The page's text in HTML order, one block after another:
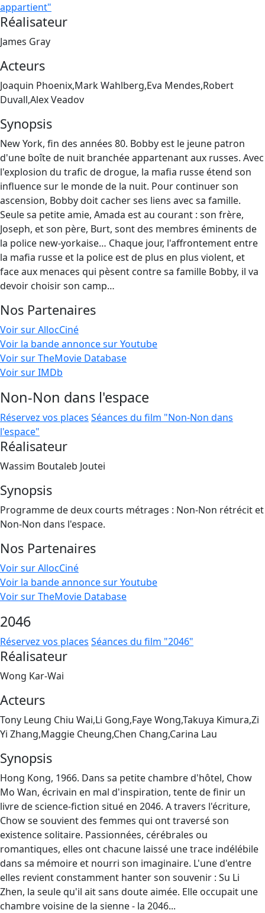
appartient"
Réalisateur
James Gray
Acteurs
Joaquin Phoenix,Mark Wahlberg,Eva Mendes,Robert
Duvall,Alex Veadov
Synopsis
New York, fin des années 80. Bobby est le jeune patron
d'une boîte de nuit branchée appartenant aux russes. Avec
l'explosion du trafic de drogue, la mafia russe étend son
influence sur le monde de la nuit. Pour continuer son
ascension, Bobby doit cacher ses liens avec sa famille.
Seule sa petite amie, Amada est au courant : son frère,
Joseph, et son père, Burt, sont des membres éminents de
la police new-yorkaise… Chaque jour, l'affrontement entre
la mafia russe et la police est de plus en plus violent, et
face aux menaces qui pèsent contre sa famille Bobby, il va
devoir choisir son camp…
Nos Partenaires
Voir sur AllocCiné
Voir la bande annonce sur Youtube
Voir sur TheMovie Database
Voir sur IMDb
Non-Non dans l'espace
Réservez vos places Séances du film "Non-Non dans
l'espace"
Réalisateur
Wassim Boutaleb Joutei
Synopsis
Programme de deux courts métrages : Non-Non rétrécit et
Non-Non dans l'espace.
Nos Partenaires
Voir sur AllocCiné
Voir la bande annonce sur Youtube
Voir sur TheMovie Database
2046
Réservez vos places Séances du film "2046"
Réalisateur
Wong Kar-Wai
Acteurs
Tony Leung Chiu Wai,Li Gong,Faye Wong,Takuya Kimura,Zi
Yi Zhang,Maggie Cheung,Chen Chang,Carina Lau
Synopsis
Hong Kong, 1966. Dans sa petite chambre d'hôtel, Chow
Mo Wan, écrivain en mal d'inspiration, tente de finir un
livre de science-fiction situé en 2046. A travers l'écriture,
Chow se souvient des femmes qui ont traversé son
existence solitaire. Passionnées, cérébrales ou
romantiques, elles ont chacune laissé une trace indélébile
dans sa mémoire et nourri son imaginaire. L'une d'entre
elles revient constamment hanter son souvenir : Su Li
Zhen, la seule qu'il ait sans doute aimée. Elle occupait une
chambre voisine de la sienne - la 2046...